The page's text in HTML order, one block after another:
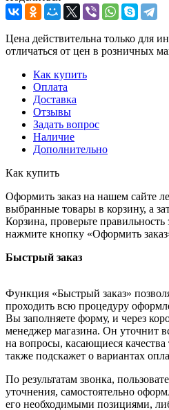
Цена действительна только для
отличаться от цен в розничных
Как купить
Оплата
Доставка
Отзывы
Задать вопрос
Наличие
Дополнительно
Как купить
Оформить заказ на нашем сайте
выбранные товары в корзину, а
Корзина, проверьте
нажмите кнопку «Оформить
Быстрый заказ
Функция «Быстрый заказ»
проходить всю процедуру
Вы заполняете форму, и через
менеджер магазина. Он уточнит
на вопросы, касающиеся качества
также подскажет о вариантах
По результатам звонка,
уточнения, самостоятельно
его необходимыми позициями,